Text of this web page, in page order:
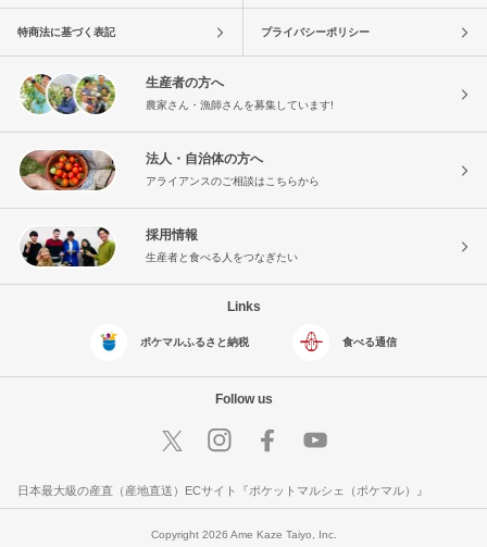
特商法に基づく表記 プライバシーポリシー
生産者の方へ
農家さん・漁師さんを募集しています!
法人・自治体の方へ
アライアンスのご相談はこちらから
採用情報
生産者と食べる人をつなぎたい
Links
ポケマルふるさと納税 食べる通信
Follow us
日本最大級の産直（産地直送）ECサイト『ポケットマルシェ（ポケマル）』
Copyright 2026 Ame Kaze Taiyo, Inc.